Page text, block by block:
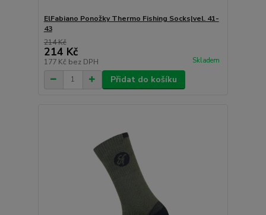
ElFabiano Ponožky Thermo Fishing Socks|vel. 41-
43
214 Kč
214 Kč
177 Kč bez DPH Skladem
Přidat do košíku